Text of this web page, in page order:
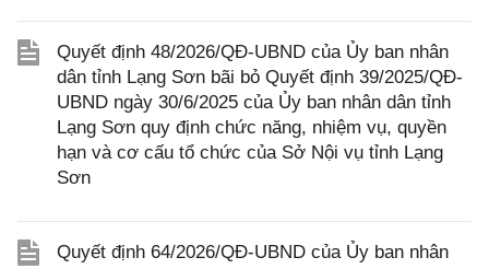
Quyết định 48/2026/QĐ-UBND của Ủy ban nhân
dân tỉnh Lạng Sơn bãi bỏ Quyết định 39/2025/QĐ-
UBND ngày 30/6/2025 của Ủy ban nhân dân tỉnh
Lạng Sơn quy định chức năng, nhiệm vụ, quyền
hạn và cơ cấu tổ chức của Sở Nội vụ tỉnh Lạng
Sơn
Quyết định 64/2026/QĐ-UBND của Ủy ban nhân